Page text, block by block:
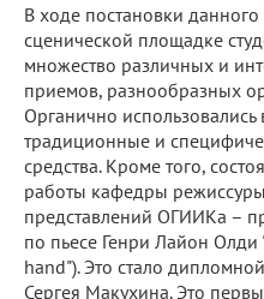
В ходе постановки
сценической площадке
множество различных и
приемов, разнообразных
Органично использовались
традиционные и
средства. Кроме того,
работы кафедры
представлений ОГИИКа –
по пьесе Генри Лайон Олди
hand"). Это стало
Сергея Макухина. Это